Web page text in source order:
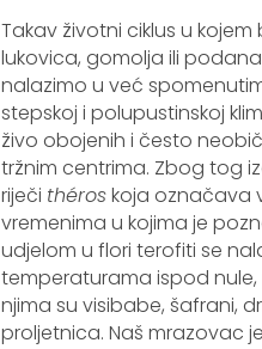
Takav životni ciklus u
lukovica, gomolja ili
nalazimo u već
stepskoj i polupustinskoj
živo obojenih i često
tržnim centrima. Zbog tog
riječi théroskoja označava
vremenima u kojima je
udjelom u flori terofiti se
temperaturama ispod nule,
njima su visibabe, šafrani,
proljetnica. Naš mrazovac